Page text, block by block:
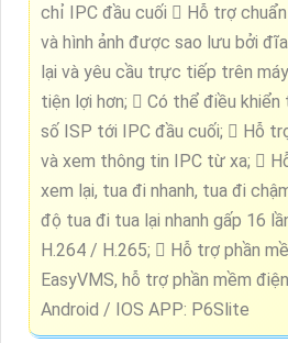
chỉ IPC đầu cuối  Hỗ trợ
và hình ảnh được sao lưu bởi
lại và yêu cầu trực tiếp trên
tiện lợi hơn;  Có thể điều
số ISP tới IPC đầu cuối;  Hỗ
và xem thông tin IPC từ xa; 
xem lại, tua đi nhanh, tua đi
độ tua đi tua lại nhanh gấp 16
H.264 / H.265;  Hỗ trợ phần
EasyVMS, hỗ trợ phần mềm
Android / IOS APP: P6Slite